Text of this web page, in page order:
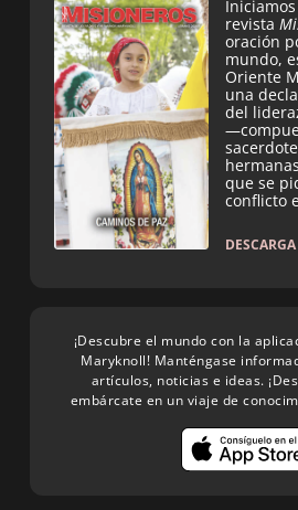
revista
oración
mundo,
Oriente
una
del
que se
conflicto
¡Descubre el mundo con la
Maryknoll! Manténgase
artículos, noticias e ideas.
embárcate en un viaje de